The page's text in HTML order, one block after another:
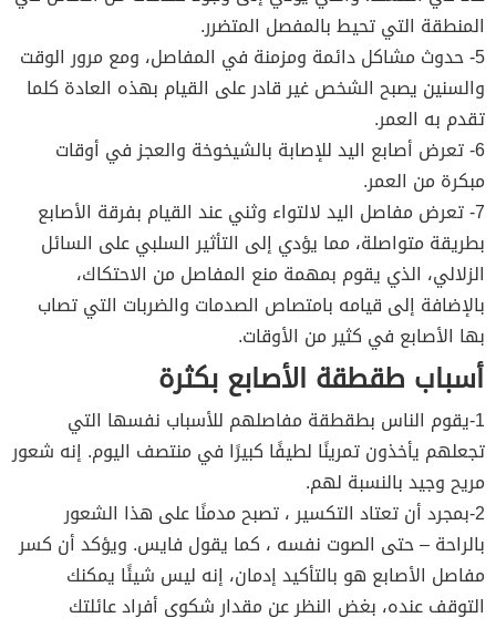
المنطقة التي تحيط بالمفصل المتضرر.
5- حدوث مشاكل دائمة ومزمنة في المفاصل، ومع مرور الوقت
والسنين يصبح الشخص غير قادر على القيام بهذه العادة كلما
تقدم به العمر.
6- تعرض أصابع اليد للإصابة بالشيخوخة والعجز في أوقات
مبكرة من العمر.
7- تعرض مفاصل اليد لالتواء وثني عند القيام بفرقة الأصابع
بطريقة متواصلة، مما يؤدي إلى التأثير السلبي على السائل
الزلالي، الذي يقوم بمهمة منع المفاصل من الاحتكاك،
بالإضافة إلى قيامه بامتصاص الصدمات والضربات التي تصاب
بها الأصابع في كثير من الأوقات.
أسباب طقطقة الأصابع بكثرة
1-يقوم الناس بطقطقة مفاصلهم للأسباب نفسها التي
تجعلهم يأخذون تمرينًا لطيفًا كبيرًا في منتصف اليوم. إنه شعور
مريح وجيد بالنسبة لهم.
2-بمجرد أن تعتاد التكسير ، تصبح مدمنًا على هذا الشعور
بالراحة – حتى الصوت نفسه ، كما يقول فايس. ويؤكد أن كسر
مفاصل الأصابع هو بالتأكيد إدمان، إنه ليس شيئًا يمكنك
التوقف عنده، بغض النظر عن مقدار شكوى أفراد عائلتك